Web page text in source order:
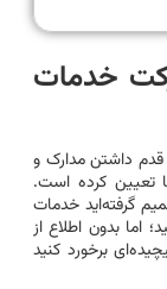
خدمات
داشتن مدارک و
تعیین کرده است.
گرفته‌اید خدمات
اما بدون اطلاع از
برخورد کنید